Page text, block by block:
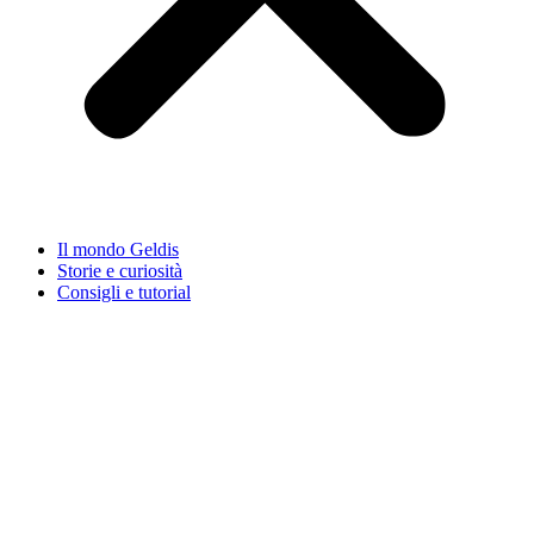
Il mondo Geldis
Storie e curiosità
Consigli e tutorial